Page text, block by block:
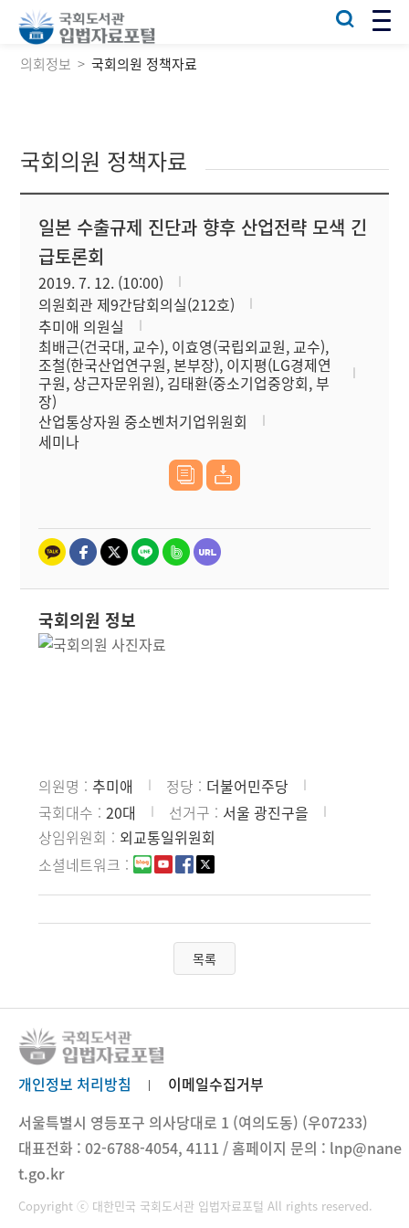
의회정보 국회의원 정책자료
국회의원 정책자료
일본 수출규제 진단과 향후 산업전략 모색 긴
급토론회
2019. 7. 12. (10:00)
의원회관 제9간담회의실(212호)
추미애 의원실
최배근(건국대, 교수), 이효영(국립외교원, 교수),
조철(한국산업연구원, 본부장), 이지평(LG경제연
구원, 상근자문위원), 김태환(중소기업중앙회, 부
장)
산업통상자원 중소벤처기업위원회
세미나
국회의원 정보
의원명 추미애 정당
더불어민주당
국회대수
20대 선거구
서울 광진구을
상임위원회
외교통일위원회
소셜네트워크
목록
개인정보 처리방침
이메일수집거부
서울특별시 영등포구 의사당대로 1 (여의도동) (우07233)
대표전화 : 02-6788-4054, 4111 / 홈페이지 문의 : lnp@nane
t.go.kr
Copyright ⓒ 대한민국 국회도서관 입법자료포털 All rights reserved.